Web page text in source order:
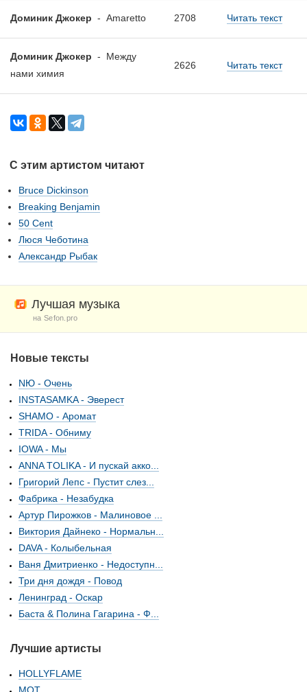
Доминик Джокер - Amaretto 2708 Читать текст
Доминик Джокер - Между
нами химия
2626 Читать текст
С этим артистом читают
Bruce Dickinson
Breaking Benjamin
50 Cent
Люся Чеботина
Александр Рыбак
Лучшая музыка
на Sefon.pro
Новые тексты
NЮ - Очень
INSTASAMKA - Эверест
SHAMO - Аромат
TRIDA - Обниму
IOWA - Мы
ANNA TOLIKA - И пускай акко...
Григорий Лепс - Пустит слез...
Фабрика - Незабудка
Артур Пирожков - Малиновое ...
Виктория Дайнеко - Нормальн...
DAVA - Колыбельная
Ваня Дмитриенко - Недоступн...
Три дня дождя - Повод
Ленинград - Оскар
Баста & Полина Гагарина - Ф...
Лучшие артисты
HOLLYFLAME